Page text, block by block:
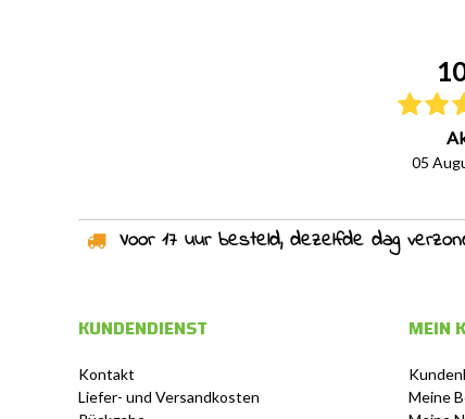
05
Voor 17 uur besteld, dezelfde dag
KUNDENDIENST
Kontakt
Liefer- und Versandkosten
MEIN
Meine